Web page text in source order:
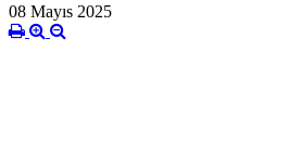
08 Mayıs 2025